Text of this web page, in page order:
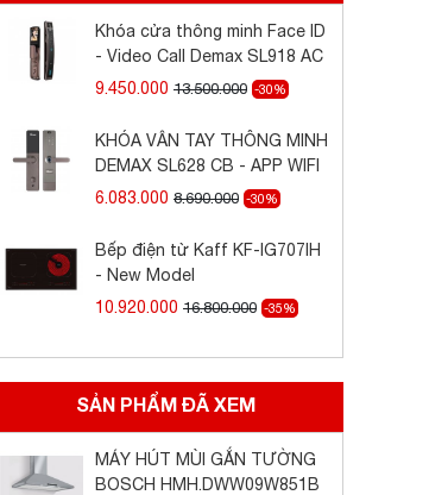
Khóa cửa thông minh Face ID
- Video Call Demax SL918 AC
9.450.000 13.500.000 -30%
KHÓA VÂN TAY THÔNG MINH
DEMAX SL628 CB - APP WIFI
6.083.000 8.690.000 -30%
Bếp điện từ Kaff KF-IG707IH
- New Model
10.920.000 16.800.000 -35%
SẢN PHẨM ĐÃ XEM
MÁY HÚT MÙI GẮN TƯỜNG
BOSCH HMH.DWW09W851B